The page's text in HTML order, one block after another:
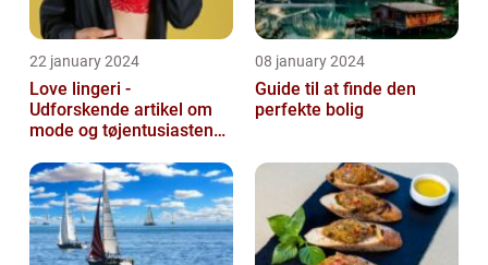
22 january 2024
Love lingeri -
Udforskende artikel om
mode og tøjentusiastens
08 january 2024
Guide til at finde den
perfekte bolig